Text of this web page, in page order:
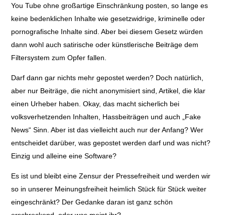
You Tube ohne großartige Einschränkung posten, so lange es
keine bedenklichen Inhalte wie gesetzwidrige, kriminelle oder
pornografische Inhalte sind. Aber bei diesem Gesetz würden
dann wohl auch satirische oder künstlerische Beiträge dem
Filtersystem zum Opfer fallen.
Darf dann gar nichts mehr gepostet werden? Doch natürlich,
aber nur Beiträge, die nicht anonymisiert sind, Artikel, die klar
einen Urheber haben. Okay, das macht sicherlich bei
volksverhetzenden Inhalten, Hassbeiträgen und auch „Fake
News“ Sinn. Aber ist das vielleicht auch nur der Anfang? Wer
entscheidet darüber, was gepostet werden darf und was nicht?
Einzig und alleine eine Software?
Es ist und bleibt eine Zensur der Pressefreiheit und werden wir
so in unserer Meinungsfreiheit heimlich Stück für Stück weiter
eingeschränkt? Der Gedanke daran ist ganz schön